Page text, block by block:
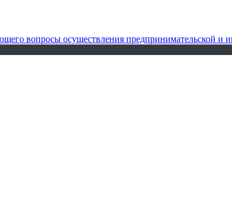
вопросы осуществления предпринимательской и